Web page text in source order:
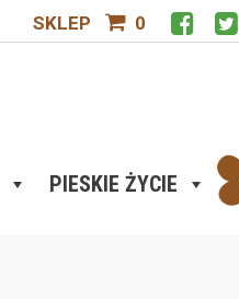
SKLEP 0
PIESKIE ŻYCIE